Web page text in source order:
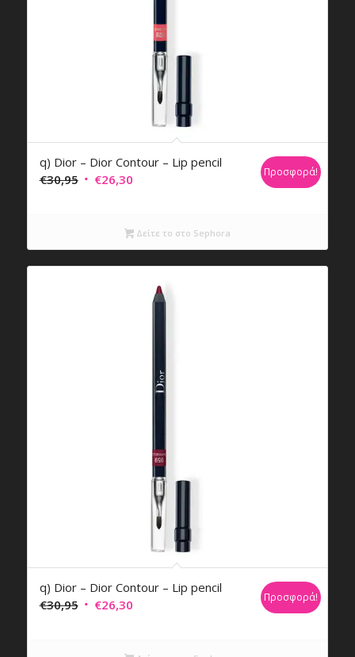
q) Dior – Dior Contour – Lip pencil
€30,95 Original
€26,30Η
είναι:
€26,30.
Προσφορά!
Δείτε το στο Sephora
q) Dior – Dior Contour – Lip pencil
€30,95 Original
€26,30Η
Προσφορά!